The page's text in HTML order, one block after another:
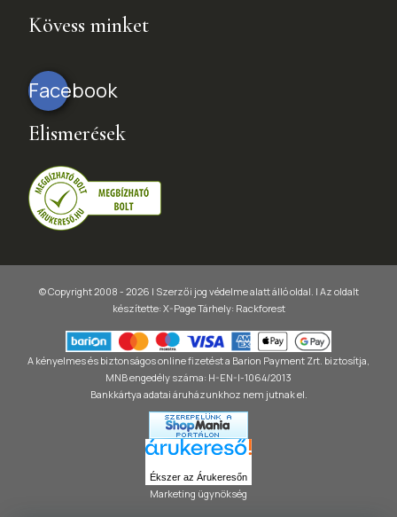
Kövess minket
Facebook
Elismerések
© Copyright 2008 - 2026 | Szerzői jog védelme alatt álló oldal. | Az oldalt
készítette: X-PageTárhely: Rackforest
A kényelmes és biztonságos online fizetést a Barion Payment Zrt. biztosítja,
MNB engedély száma: H-EN-I-1064/2013
Bankkártya adatai áruházunkhoz nem jutnak el.
Ékszer az Árukeresőn
Marketing ügynökség